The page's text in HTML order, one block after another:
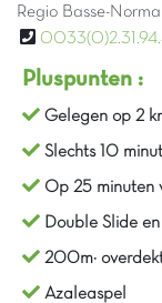
Regio Basse-
Pluspunten :
Gelegen op 2
Slechts 10
Op 25 minuten
Double Slide
200m²
Azaleaspel